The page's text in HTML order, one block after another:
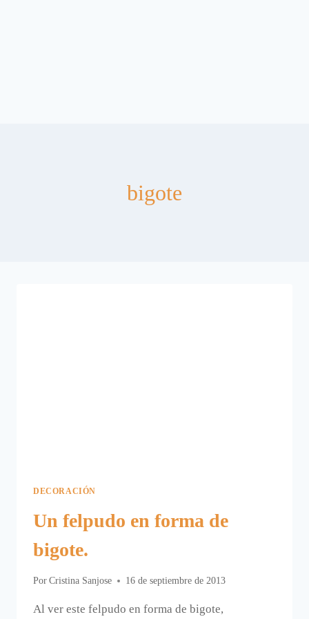
bigote
DECORACIÓN
Un felpudo en forma de
bigote.
Por Cristina Sanjose 16 de septiembre de 2013
Al ver este felpudo en forma de bigote,